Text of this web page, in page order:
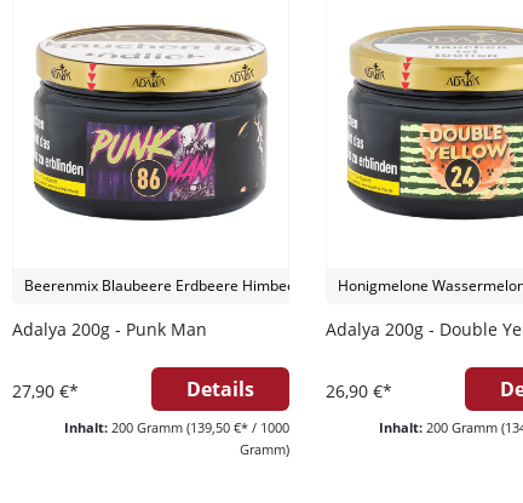
Beerenmix Blaubeere Erdbeere Himbeere Ice
Adalya 200g - Punk Man
27,90 €* Details
Inhalt:200 Gramm(139,50 €* / 1000
Gramm)
Honigmelone
Adalya 200g - Double
26,90 €*
Inhalt: 200 Gramm
Ich